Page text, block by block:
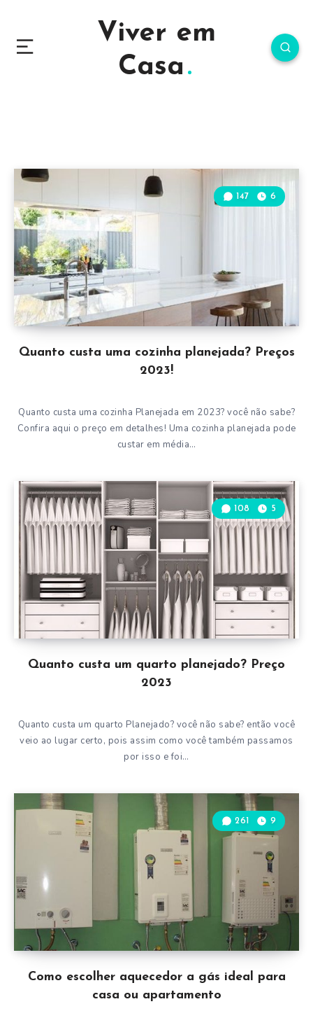
Viver em
Casa
Quanto custa uma cozinha planejada? Preços
2023!
147 6
Quanto custa uma cozinha Planejada em 2023? você não sabe?
Confira aqui o preço em detalhes! Uma cozinha planejada pode
custar em média…
Quanto custa um quarto planejado? Preço
2023
108 5
Quanto custa um quarto Planejado? você não sabe? então você
veio ao lugar certo, pois assim como você também passamos
por isso e foi…
Como escolher aquecedor a gás ideal para
casa ou apartamento
261 9